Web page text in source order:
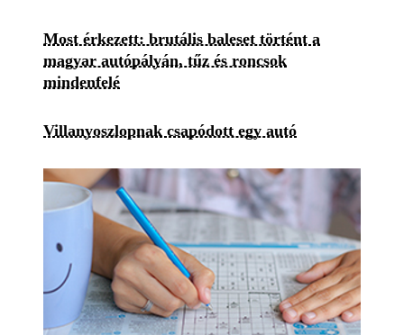
Most érkezett: brutális baleset történt a
magyar autópályán, tűz és roncsok
mindenfelé
Villanyoszlopnak csapódott egy autó